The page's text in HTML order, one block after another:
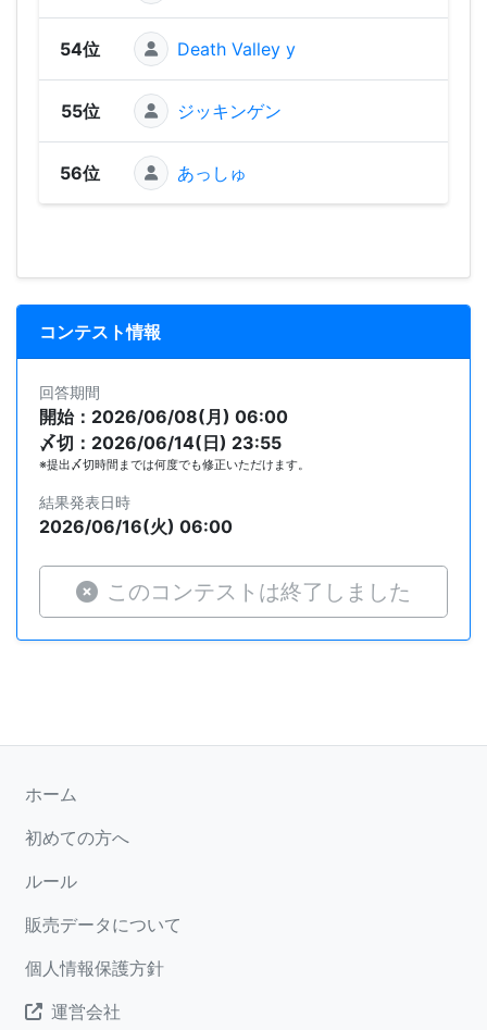
54位 Death Valley y
55位 ジッキンゲン
56位 あっしゅ
コンテスト情報
回答期間
開始：2026/06/08(月) 06:00
〆切：2026/06/14(日) 23:55
※提出〆切時間までは何度でも修正いただけます。
結果発表日時
2026/06/16(火) 06:00
このコンテストは終了しました
ホーム
初めての方へ
ルール
販売データについて
個人情報保護方針
運営会社